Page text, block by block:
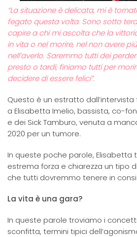
“La situazione è delicata, mi è
fegato questa volta. Sono sotto
capire a chi mi ascolta che la
in vita o nel morire, nel non avere
nell’averlo. Saremmo tutti dei
presto o tardi, finiamo tutti per
decidere di essere felici”.
Questo è un estratto dall’intervista
a Elisabetta Imelio, bassista, co-
e dei Sick Tamburo, venuta a
2020 per un tumore.
In queste poche parole, Elisabetta
estrema forza e chiarezza un tipo
che tutti dovremmo tenere in
La vita è una gara?
In queste parole troviamo i
sconfitta, termini tipici